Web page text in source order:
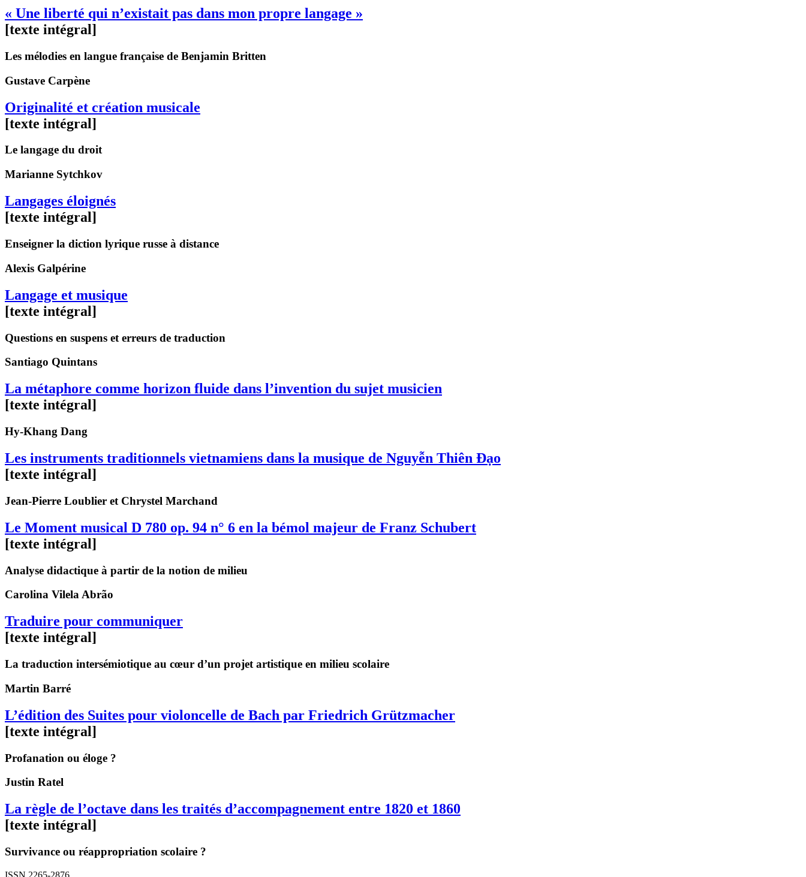
« Une liberté qui n’existait pas dans mon propre langage »
[texte intégral]
Les mélodies en langue française de Benjamin Britten
Gustave Carpène
Originalité et création musicale
[texte intégral]
Le langage du droit
Marianne Sytchkov
Langages éloignés
[texte intégral]
Enseigner la diction lyrique russe à distance
Alexis Galpérine
Langage et musique
[texte intégral]
Questions en suspens et erreurs de traduction
Santiago Quintans
La métaphore comme horizon fluide dans l’invention du sujet musicien
[texte intégral]
Hy-Khang Dang
Les instruments traditionnels vietnamiens dans la musique de Nguyễn Thiên Đạo
[texte intégral]
Jean-Pierre Loublier et Chrystel Marchand
Le Moment musical D 780 op. 94 n° 6 en la bémol majeur de Franz Schubert
[texte intégral]
Analyse didactique à partir de la notion de milieu
Carolina Vilela Abrão
Traduire pour communiquer
[texte intégral]
La traduction intersémiotique au cœur d’un projet artistique en milieu scolaire
Martin Barré
L’édition des Suites pour violoncelle de Bach par Friedrich Grützmacher
[texte intégral]
Profanation ou éloge ?
Justin Ratel
La règle de l’octave dans les traités d’accompagnement entre 1820 et 1860
[texte intégral]
Survivance ou réappropriation scolaire ?
ISSN 2265-2876